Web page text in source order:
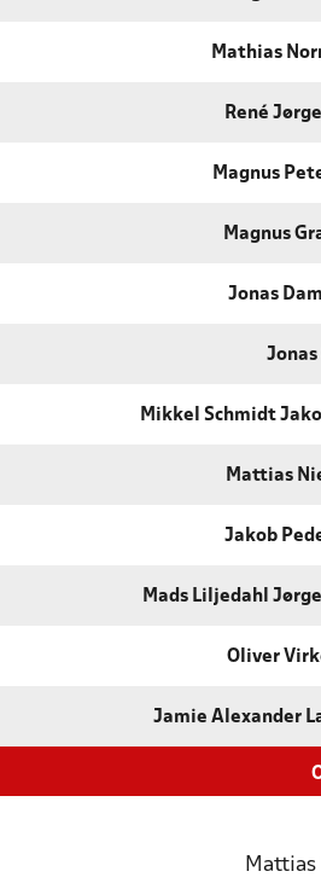
Mathias
René
Magnus
Magnus
Jonas
Jonas
Mikkel Schmidt
Mattias
Jakob
Mads Liljedahl
Oliver
Jamie Alexander
Mattias